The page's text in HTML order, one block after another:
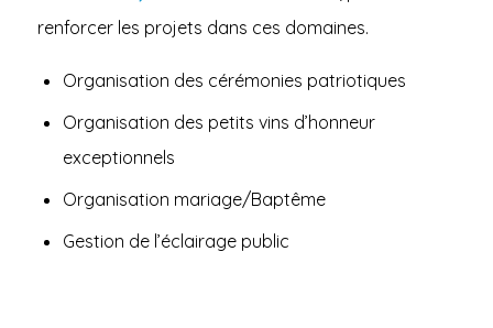
renforcer les projets dans ces domaines.
Organisation des cérémonies patriotiques
Organisation des petits vins d’honneur
exceptionnels
Organisation mariage/Baptême
Gestion de l’éclairage public